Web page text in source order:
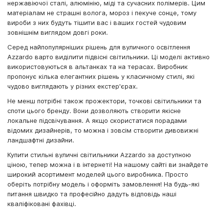
нержавіючої сталі, алюмінію, міді та сучасних полімерів. Цим
матеріалам не страшні волога, мороз і пекуче сонце, тому
вироби з них будуть тішити вас і ваших гостей чудовим
зовнішнім виглядом довгі роки.
Серед найпопулярніших рішень для вуличного освітлення
Azzardo варто виділити підвісні світильники. Ці моделі активно
використовуються в альтанках та на терасах. Виробник
пропонує кілька елегантних рішень у класичному стилі, які
чудово виглядають у різних екстер'єрах.
Не менш потрібні також прожектори, точкові світильники та
споти цього бренду. Вони дозволяють створити якісне
локальне підсвічування. А якщо скористатися порадами
відомих дизайнерів, то можна і зовсім створити дивовижні
ландшафтні дизайни.
Купити стильні вуличні світильники Azzardo за доступною
ціною, тепер можна і в інтернеті! На нашому сайті ви знайдете
широкий асортимент моделей цього виробника. Просто
оберіть потрібну модель і оформіть замовлення! На будь-які
питання швидко та професійно дадуть відповідь наші
кваліфіковані фахівці.